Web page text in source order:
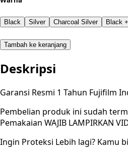
Black Silver Charcoal Silver
Tambah ke keranjang
Deskripsi
Garansi Resmi 1 Tahun Fujifilm
Pembelian produk ini sudah
Pemakaian WAJIB LAMPIRKAN
Ingin Proteksi Lebih lagi? Kamu